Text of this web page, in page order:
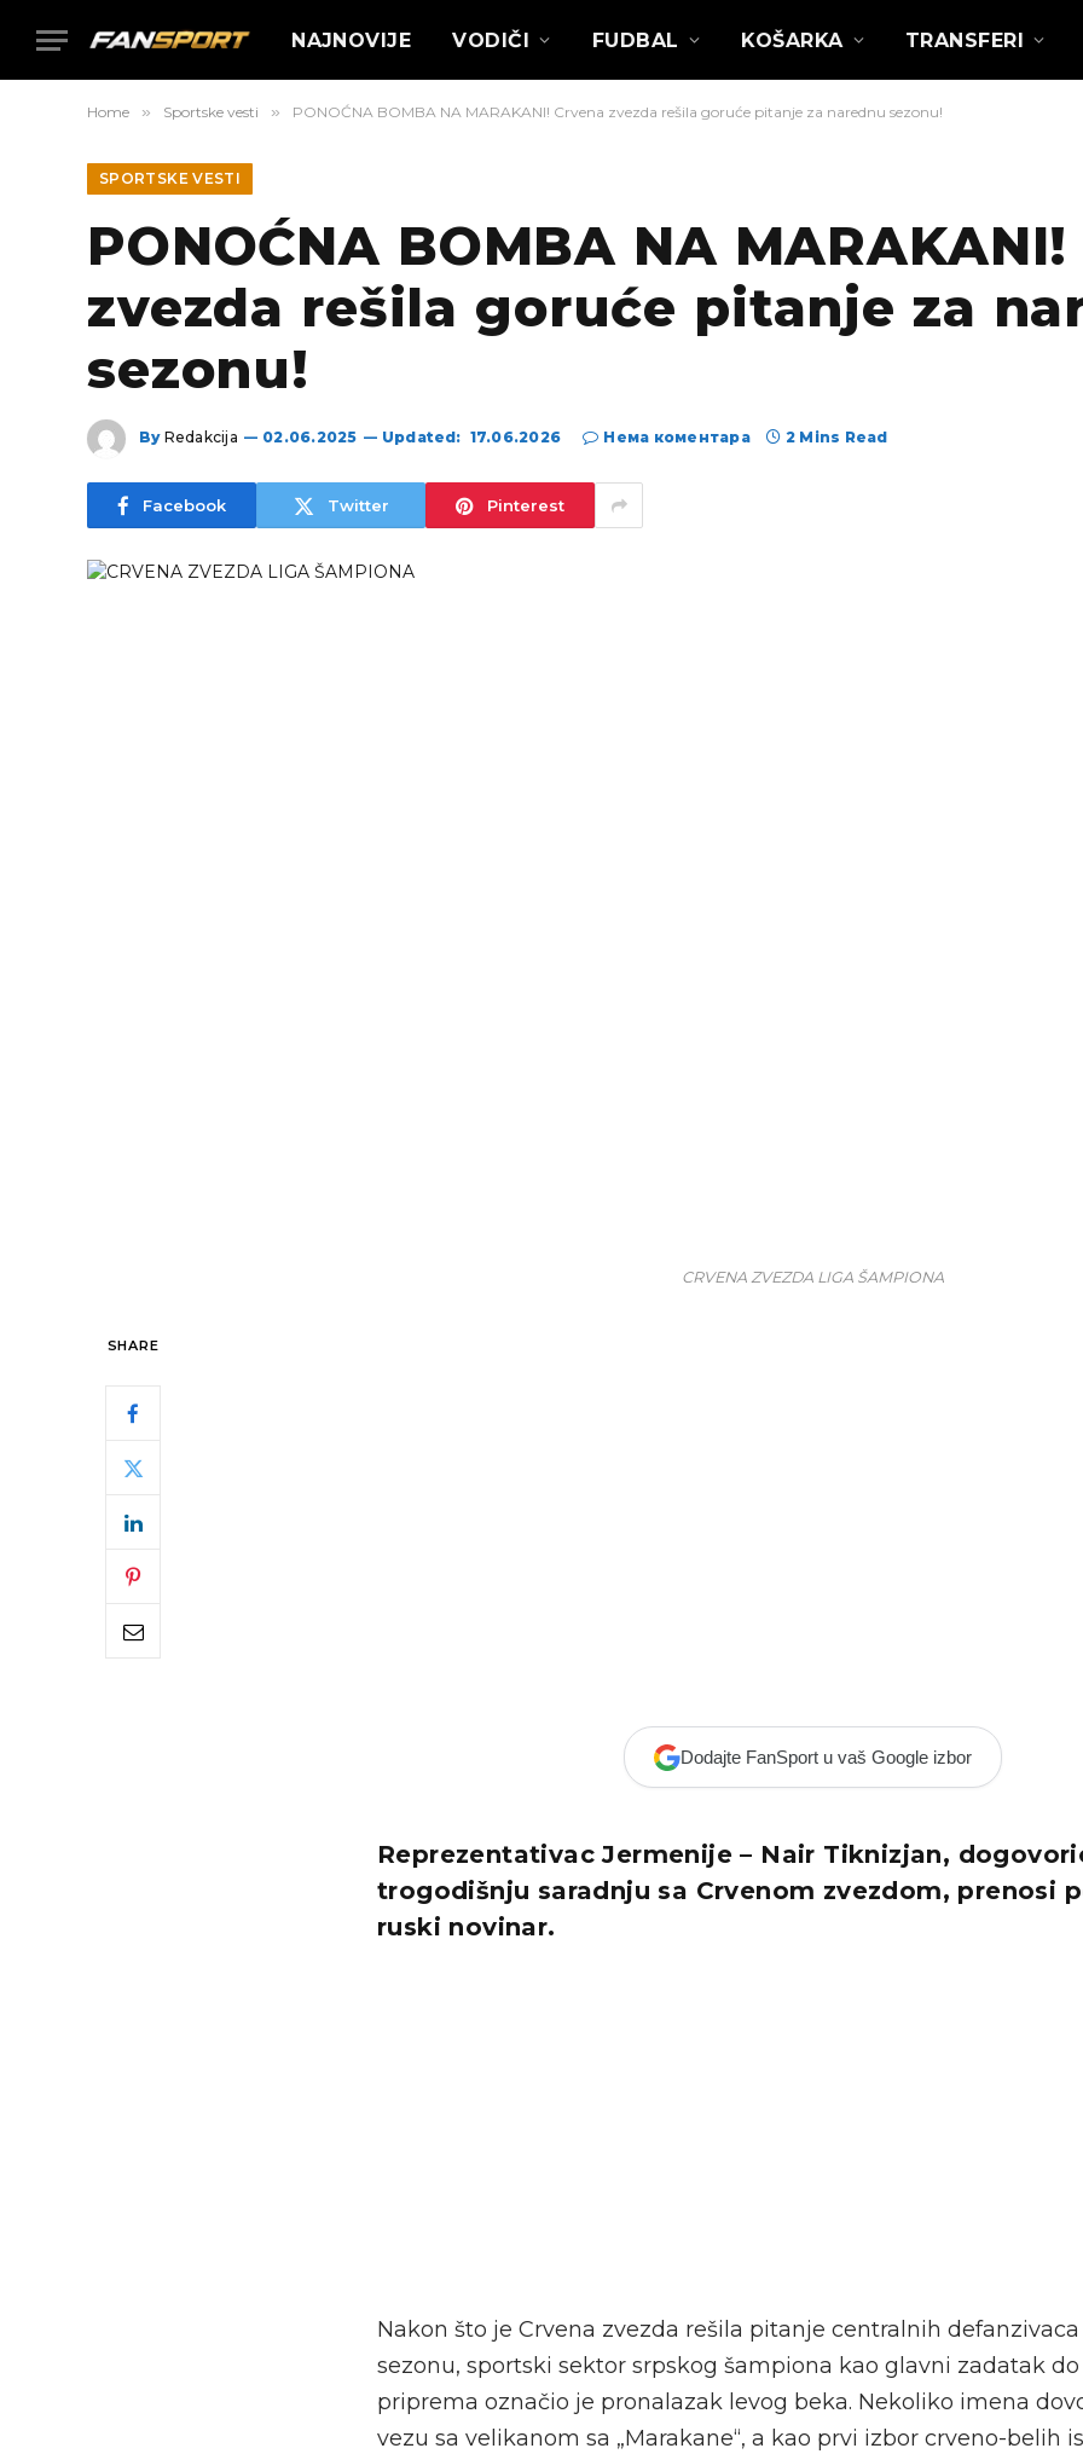
NAJNOVIJE VODIČI FUDBAL KOŠARKA TRANSFERI
Home » Sportske vesti » PONOĆNA BOMBA NA MARAKANI! Crvena zvezda rešila goruće pitanje za narednu sezonu!
SPORTSKE VESTI
PONOĆNA BOMBA NA
zvezda rešila goruće pitanje za
sezonu!
By Redakcija 02.06.2025 Updated: 17.06.2026 Нема коментара 2 Mins Read
Facebook Twitter Pinterest
CRVENA ZVEZDA LIGA ŠAMPIONA
SHARE
Dodajte FanSport u vaš Google izbor
Reprezentativac Jermenije – Nair Tiknizjan,
trogodišnju saradnju sa Crvenom zvezdom, prenosi
ruski novinar.
Nakon što je Crvena zvezda rešila pitanje centralnih
sezonu, sportski sektor srpskog šampiona kao glavni zadatak
priprema označio je pronalazak levog beka. Nekoliko imena
vezu sa velikanom sa „Marakane“, a kao prvi izbor crveno-belih